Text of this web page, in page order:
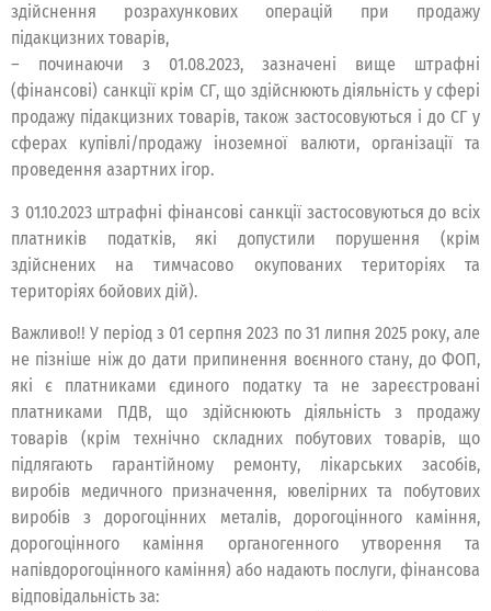
здійснення розрахункових операцій при продажу
підакцизних товарів,
– починаючи з 01.08.2023, зазначені вище штрафні
(фінансові) санкції крім СГ, що здійснюють діяльність у сфері
продажу підакцизних товарів, також застосовуються і до СГ у
сферах купівлі/продажу іноземної валюти, організації та
проведення азартних ігор.
З 01.10.2023 штрафні фінансові санкції застосовуються до всіх
платників податків, які допустили порушення (крім
здійснених на тимчасово окупованих територіях та
територіях бойових дій).
Важливо!! У період з 01 серпня 2023 по 31 липня 2025 року, але
не пізніше ніж до дати припинення воєнного стану, до ФОП,
які є платниками єдиного податку та не зареєстровані
платниками ПДВ, що здійснюють діяльність з продажу
товарів (крім технічно складних побутових товарів, що
підлягають гарантійному ремонту, лікарських засобів,
виробів медичного призначення, ювелірних та побутових
виробів з дорогоцінних металів, дорогоцінного каміння,
дорогоцінного каміння органогенного утворення та
напівдорогоцінного каміння) або надають послуги, фінансова
відповідальність за: